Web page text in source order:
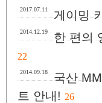
2017.07.11 게이밍
2014.12.19 한 편의
22
2014.09.18
국산
트 안내! 26